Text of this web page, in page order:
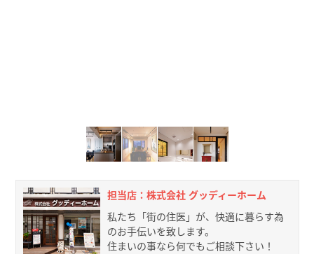
担当店：株式会社 グッディーホーム
私たち「街の住医」が、快適に暮らす為
のお手伝いを致します。
住まいの事なら何でもご相談下さい！